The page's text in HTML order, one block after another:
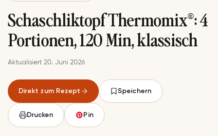
Schaschliktopf Thermomix®: 4
Portionen, 120 Min, klassisch
Aktualisiert 20. Juni 2026
Direkt zum Rezept Speichern
Drucken Pin